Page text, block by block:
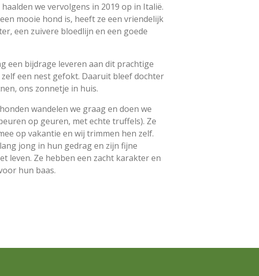
we vervolgens in 2019 op in Italië.
mooie hond is, heeft ze een vriendelijk
een zuivere bloedlijn en een goede
een bijdrage leveren aan dit prachtige
een nest gefokt. Daaruit bleef dochter
ons zonnetje in huis.
wandelen we graag en doen we
op geuren, met echte truffels). Ze
op vakantie en wij trimmen hen zelf.
jong in hun gedrag en zijn fijne
leven. Ze hebben een zacht karakter en
hun baas.